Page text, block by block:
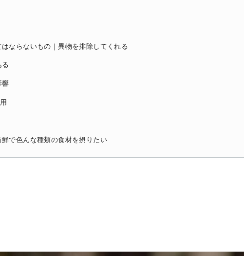
ならないもの｜異物を排除してくれる
響
で色んな種類の食材を摂りたい